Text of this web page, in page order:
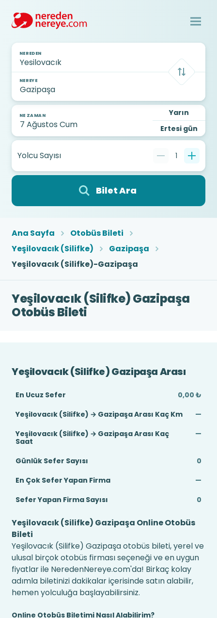
NEREDEN
NEREYE
NE ZAMAN
Yarın
Ertesi gün
Yolcu Sayısı 1
Bilet Ara
Ana Sayfa
Otobüs Bileti
Yeşilovacık (Silifke)
Gazipaşa
Yeşilovacık (Silifke)-Gazipaşa
Yeşilovacık (Silifke) Gazipaşa
Otobüs Bileti
Yeşilovacık (Silifke) Gazipaşa Arası
En Ucuz Sefer
0,00 ₺
Yeşilovacık (Silifke) → Gazipaşa Arası Kaç Km
—
Yeşilovacık (Silifke) → Gazipaşa Arası Kaç
Saat
—
Günlük Sefer Sayısı
0
En Çok Sefer Yapan Firma
—
Sefer Yapan Firma Sayısı
0
Yeşilovacık (Silifke) Gazipaşa Online Otobüs
Bileti
Yeşilovacık (Silifke) Gazipaşa otobüs bileti, yerel ve
ulusal birçok otobüs firması seçeneği ve en uygun
fiyatlar ile NeredenNereye.com'da! Birkaç kolay
adımla biletinizi dakikalar içerisinde satın alabilir,
hemen yolculuğa başlayabilirsiniz.
Online Otobüs Biletimi Nasıl Alabilirim?